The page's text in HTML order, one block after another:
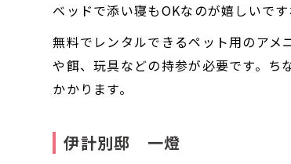
ベッドで添い寝もOKなのが嬉しいです
無料でレンタルできるペット用のア
や餌、玩具などの持参が必要です。
かかります。
伊計別邸 一燈